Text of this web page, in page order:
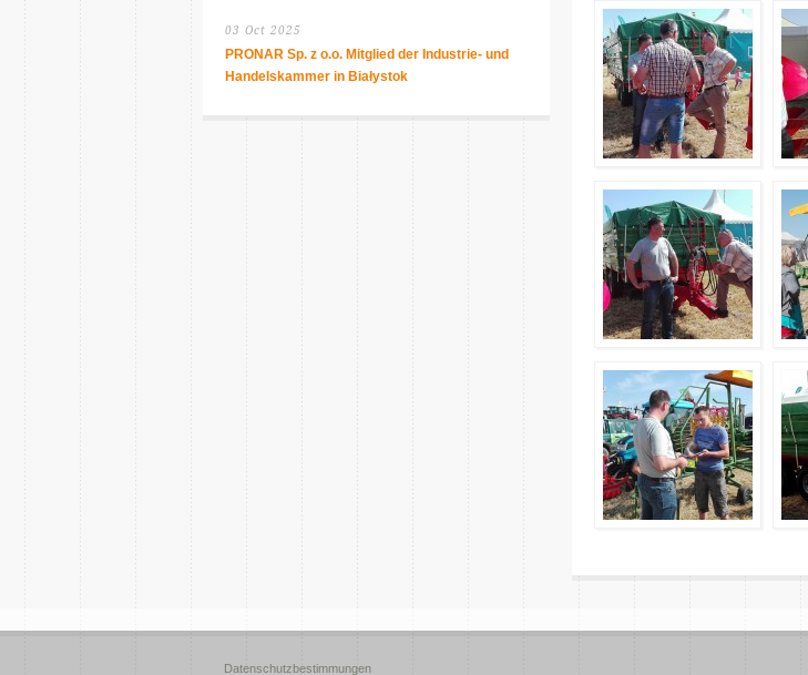
03 Oct 2025
PRONAR Sp. z o.o. Mitglied der Industrie- und
Handelskammer in Białystok
Datenschutzbestimmungen